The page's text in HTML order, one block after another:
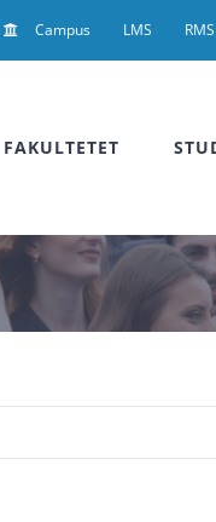
Campus LMS RMS
FAKULTETET